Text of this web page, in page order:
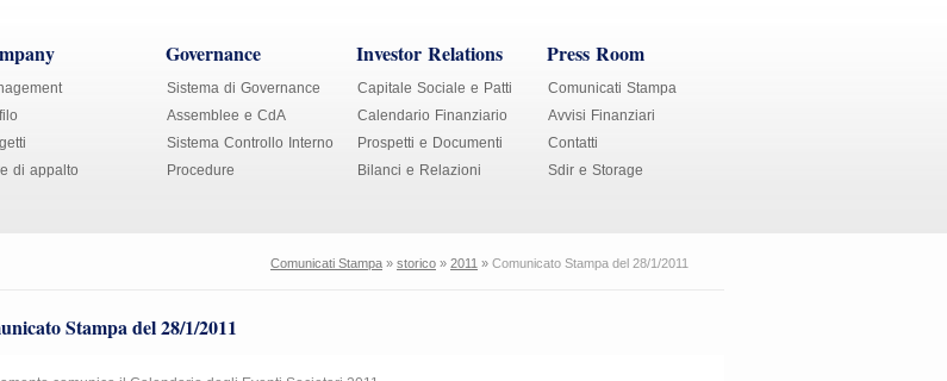
di appalto
Governance
Sistema di Governance
Assemblee e CdA
Sistema Controllo Interno
Procedure
Investor Relations
Capitale Sociale e Patti
Calendario Finanziario
Prospetti e Documenti
Bilanci e Relazioni
Press Room
Comunicati Stampa
Avvisi Finanziari
Contatti
Sdir e Storage
Comunicati Stampa » storico » 2011 » Comunicato Stampa del 28/1/2011
Stampa del 28/1/2011